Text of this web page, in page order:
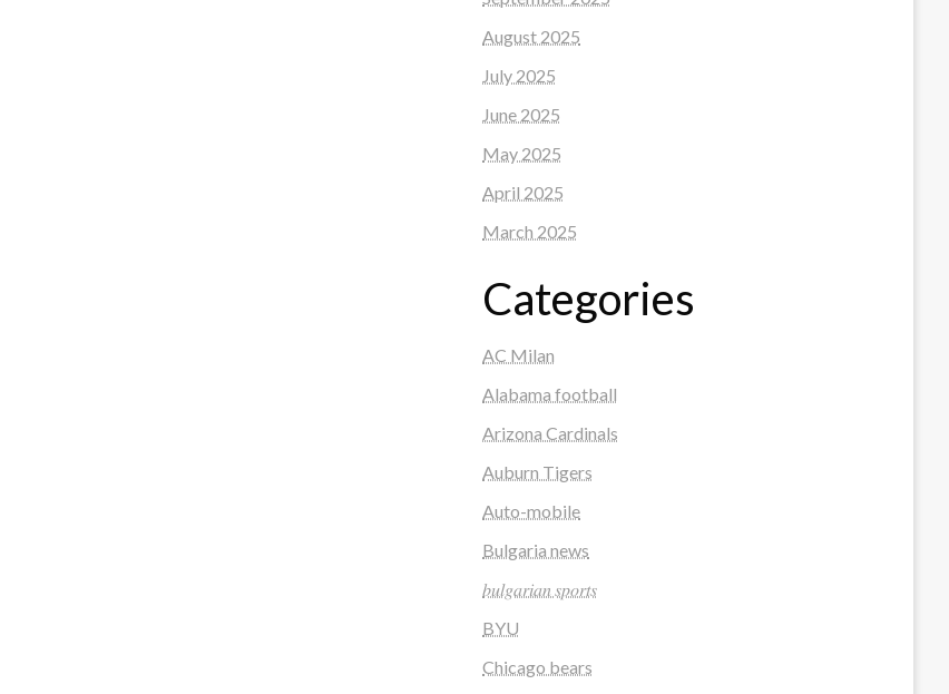
August 2025
July 2025
June 2025
May 2025
April 2025
March 2025
Categories
AC Milan
Alabama football
Arizona Cardinals
Auburn Tigers
Auto-mobile
Bulgaria news
𝑏𝑢𝑙𝑔𝑎𝑟𝑖𝑎𝑛 𝑠𝑝𝑜𝑟𝑡𝑠
BYU
Chicago bears